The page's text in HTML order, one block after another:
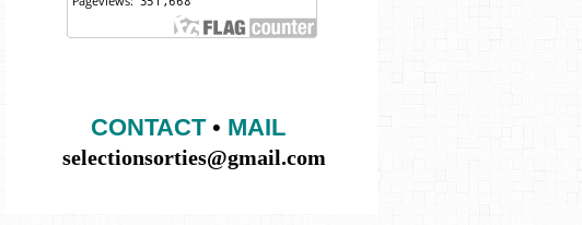
CONTACT• MAIL
selectionsorties@gmail.com